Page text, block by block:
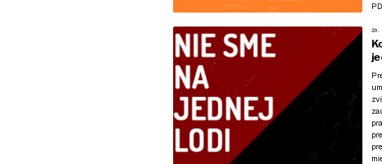
29.